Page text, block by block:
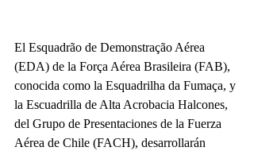
El Esquadrão de Demonstração Aérea
(EDA) de la Força Aérea Brasileira (FAB),
conocida como la Esquadrilha da Fumaça, y
la Escuadrilla de Alta Acrobacia Halcones,
del Grupo de Presentaciones de la Fuerza
Aérea de Chile (FACH), desarrollarán